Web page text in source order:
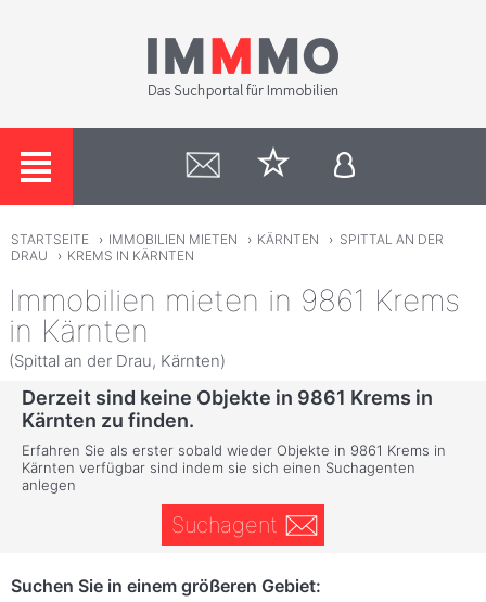
STARTSEITE › IMMOBILIEN MIETEN › KÄRNTEN › SPITTAL AN DER
DRAU
› KREMS IN KÄRNTEN
Immobilien mieten in 9861 Krems
in Kärnten
(Spittal an der Drau, Kärnten)
Derzeit sind keine Objekte in 9861 Krems in
Kärnten zu finden.
Erfahren Sie als erster sobald wieder Objekte in 9861 Krems in
Kärnten verfügbar sind indem sie sich einen Suchagenten
anlegen
Suchagent
Suchen Sie in einem größeren Gebiet: